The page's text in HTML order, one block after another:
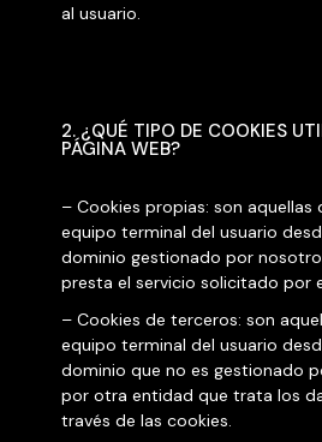
al usuario.
2. ¿QUÉ TIPO DE COOKIES
PÁGINA WEB?
– Cookies propias: son aquellas
equipo terminal del usuario
dominio gestionado por
presta el servicio solicitado por
– Cookies de terceros: son
equipo terminal del usuario
dominio que no es gestionado
por otra entidad que trata los
través de las cookies.